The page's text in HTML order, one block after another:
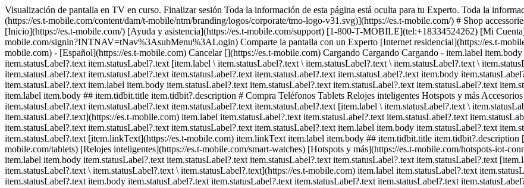
Visualización de pantalla en TV en curso. Finalizar sesión Toda la información de esta página está oculta para tu Experto. Toda la
(https://es.t-mobile.com/content/dam/t-mobile/ntm/branding/logos/corporate/tmo-logo-v31.svg)](https://es.t-mobile.com/) # Shop
[Inicio](https://es.t-mobile.com/) [Ayuda y asistencia](https://es.t-mobile.com/support) [1-800-T-MOBILE](tel:+18334524262) [Mi
mobile.com/signin?INTNAV=tNav%3AsubMenu%3ALogin) Comparte la pantalla con un Experto [Internet residencial](https://es.t-
mobile.com) - [Español](https://es.t-mobile.com) Cancelar [](https://es.t-mobile.com) Cargando Cargando Cargando - item.label
item.statusLabel?.text item.statusLabel?.text [item.label \ item.statusLabel?.text \ item.statusLabel?.text \ item.statusLabel?.text \
item.statusLabel?.text item.statusLabel?.text item.statusLabel?.text item.statusLabel?.text item.statusLabel?.text item.body
item.statusLabel?.text item.label item.body item.statusLabel?.text item.statusLabel?.text item.statusLabel?.text item.statusLabel?.text
item.label item.body ## item.tidbit.title item.tidbit?.description # Compra Teléfonos Tablets Relojes inteligentes Hotspots y más
item.statusLabel?.text item.statusLabel?.text item.statusLabel?.text item.statusLabel?.text [item.label \ item.statusLabel?.text \
item.statusLabel?.text](https://es.t-mobile.com) item.label item.statusLabel?.text item.statusLabel?.text item.statusLabel?.text
item.statusLabel?.text item.statusLabel?.text item.statusLabel?.text item.statusLabel?.text item.label item.body item.statusLabel?.text
item.statusLabel?.text [item.linkText](https://es.t-mobile.com) item.linkText item.label item.body ## item.tidbit.title
mobile.com/tablets) [Relojes inteligentes](https://es.t-mobile.com/smart-watches) [Hotspots y más](https://es.t-mobile.com/hotspots-iot-
item.label item.body item.statusLabel?.text item.statusLabel?.text item.statusLabel?.text item.statusLabel?.text item.statusLabel?.text
item.statusLabel?.text \ item.statusLabel?.text \ item.statusLabel?.text](https://es.t-mobile.com) item.label item.statusLabel?.text
item.statusLabel?.text item.body item.statusLabel?.text item.statusLabel?.text item.statusLabel?.text item.statusLabel?.text